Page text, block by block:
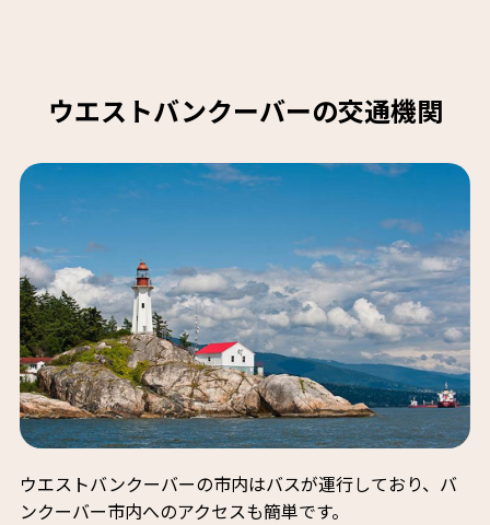
ウエストバンクーバーの交通機関
ウエストバンクーバーの市内はバスが運行しており、バ
ンクーバー市内へのアクセスも簡単です。